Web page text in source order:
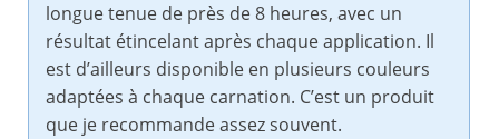
longue tenue de près de 8 heures, avec un
résultat étincelant après chaque application. Il
est d’ailleurs disponible en plusieurs couleurs
adaptées à chaque carnation. C’est un produit
que je recommande assez souvent.